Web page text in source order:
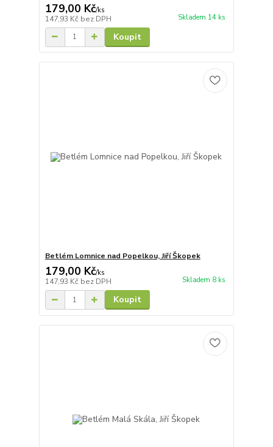
179,00 Kč/ks
147,93 Kč bez DPH Skladem 14 ks
Koupit
Betlém Lomnice nad Popelkou, Jiří Škopek
179,00 Kč/ks
147,93 Kč bez DPH Skladem 8 ks
Koupit